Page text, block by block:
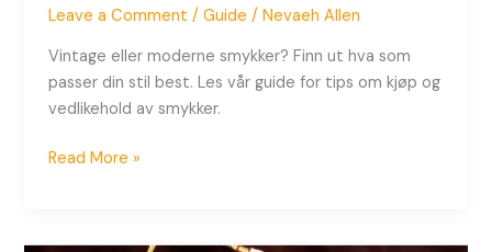
Leave a Comment /Guide /Nevaeh Allen
Vintage eller moderne smykker? Finn ut hva som
passer din stil best. Les vår guide for tips om kjøp og
vedlikehold av smykker.
Read More »